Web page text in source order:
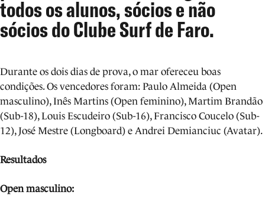
todos os alunos, sócios e não
sócios do Clube Surf de Faro.
Durante os dois dias de prova, o mar ofereceu boas
condições. Os vencedores foram: Paulo Almeida (Open
masculino), Inês Martins (Open feminino), Martim Brandão
(Sub-18), Louis Escudeiro (Sub-16), Francisco Coucelo (Sub-
12), José Mestre (Longboard) e Andrei Demianciuc (Avatar).
Resultados
Open masculino: